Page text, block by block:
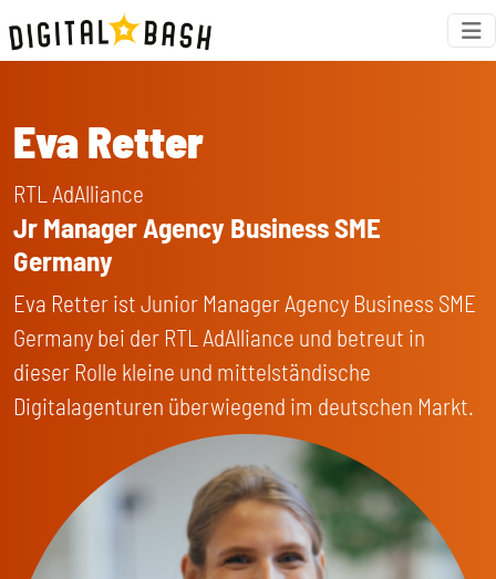
Eva Retter
RTL AdAlliance
Jr Manager Agency Business SME
Germany
Eva Retter ist Junior Manager Agency Business SME
Germany bei der RTL AdAlliance und betreut in
dieser Rolle kleine und mittelständische
Digitalagenturen überwiegend im deutschen Markt.